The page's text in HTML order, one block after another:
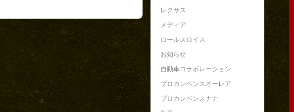
レクサス
メディア
ロールスロイス
お知らせ
自動車コラボレーション
プロカンベンスオーレア
プロカンベンスナナ